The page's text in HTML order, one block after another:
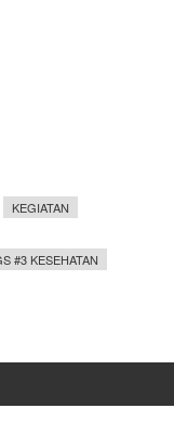
KEGIATAN
#3 KESEHATAN